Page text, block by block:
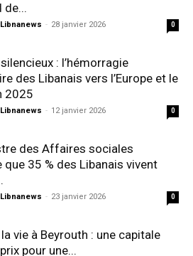
de...
- 28 janvier 2026 0
silencieux : l’hémorragie
des Libanais vers l’Europe et le
2025
- 12 janvier 2026 0
des Affaires sociales
que 35 % des Libanais vivent
- 23 janvier 2026 0
vie à Beyrouth : une capitale
pour une...